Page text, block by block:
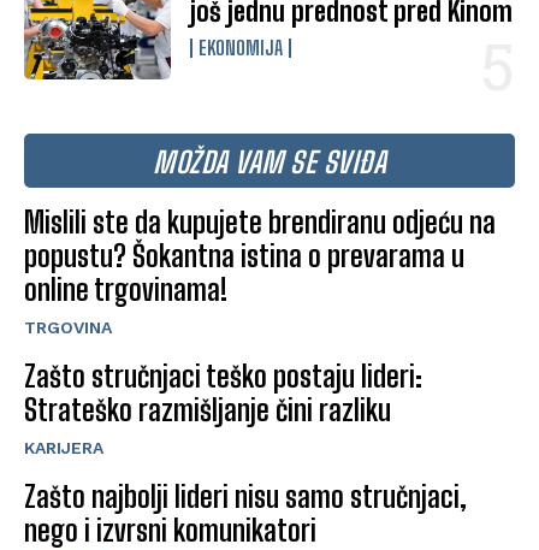
još jednu prednost pred Kinom
EKONOMIJA
MOŽDA VAM SE SVIĐA
Mislili ste da kupujete brendiranu odjeću na
popustu? Šokantna istina o prevarama u
online trgovinama!
TRGOVINA
Zašto stručnjaci teško postaju lideri:
Strateško razmišljanje čini razliku
KARIJERA
Zašto najbolji lideri nisu samo stručnjaci,
nego i izvrsni komunikatori